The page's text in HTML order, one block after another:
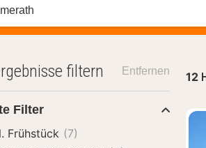
Region oder Hotel suchen
12
filtern Entfernen
Filter
Frühstück (7)